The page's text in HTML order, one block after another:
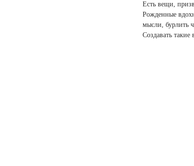
Есть вещи,
Рожденные
мысли, бурлить
Создавать